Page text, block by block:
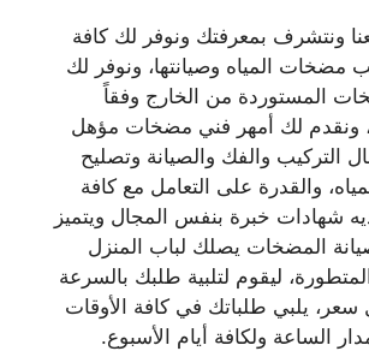
ونتشرف بمعرفتك ونوفر لك كافة
مضخات المياه وصيانتها، ونوفر لك
المستوردة من الخارج وفقاً
ونقدم لك أمهر فني مضخات مؤهل
التركيب والفك والصيانة وتصليح
والقدرة على التعامل مع كافة
شهادات خبرة بنفس المجال ويتميز
المضخات يصلك لباب المنزل
ليقوم لتلبية طلبك بالسرعة
يلبي طلباتك في كافة الأوقات
الساعة ولكافة أيام الأسبوع.